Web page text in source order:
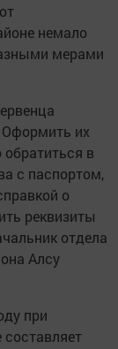
немало
мерами
Оформить их
в
с паспортом,
о
реквизиты
отдела
Алсу
при
составляет